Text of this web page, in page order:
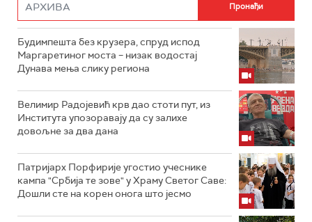
Будимпешта без крузера, спруд испод
Маргаретиног моста – низак водостај
Дунава мења слику региона
Велимир Радојевић крв дао стоти пут, из
Института упозоравају да су залихе
довољне за два дана
Патријарх Порфирије угостио учеснике
кампа "Србија те зове" у Храму Светог Саве:
Дошли сте на корен онога што јесмо